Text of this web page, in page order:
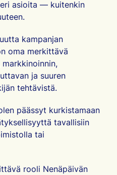
asioita — kuitenkin
kampanjan
oma merkittävä
ja suuren
tehtävistä.
päässyt kurkistamaan
tavallisiin
tai
rooli Nenäpäivän